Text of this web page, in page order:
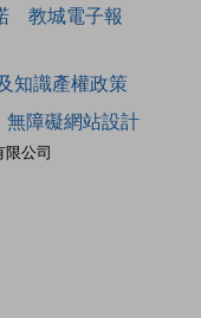
教城電子報
公司
知識產權政策
無障礙網站設計